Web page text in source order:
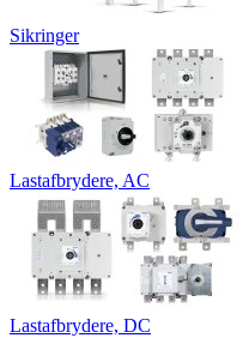
Sikringer
Lastafbrydere, AC
Lastafbrydere, DC